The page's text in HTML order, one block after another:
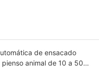
de ensacado
animal de 10 a 50